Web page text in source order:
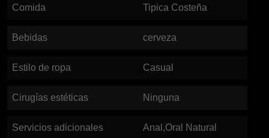
Comida Tipica Costeña
Bebidas cerveza
Estilo de ropa Casual
Cirugías estéticas Ninguna
Servicios adicionales Anal,Oral Natural